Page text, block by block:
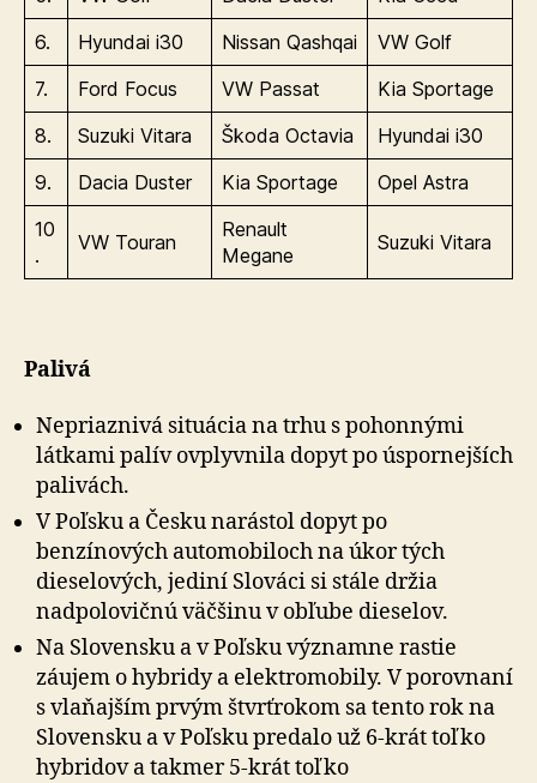
6.
Hyundai i30 Nissan Qashqai
VW Golf
7.
Ford Focus VW Passat
Kia Sportage
8.
Suzuki Vitara Škoda Octavia
Hyundai i30
9.
Dacia Duster Kia Sportage
Opel Astra
10
.
VW Touran
Renault
Megane
Suzuki Vitara
Palivá
Nepriaznivá situácia na trhu s pohonnými
látkami palív ovplyvnila dopyt po úspornejších
palivách.
V Poľsku a Česku narástol dopyt po
benzínových automobiloch na úkor tých
dieselových, jediní Slováci si stále držia
nadpolovičnú väčšinu v obľube dieselov.
Na Slovensku a v Poľsku významne rastie
záujem o hybridy a elektromobily. V porovnaní
s vlaňajším prvým štvrťrokom sa tento rok na
Slovensku a v Poľsku predalo už 6-krát toľko
hybridov a takmer 5-krát toľko